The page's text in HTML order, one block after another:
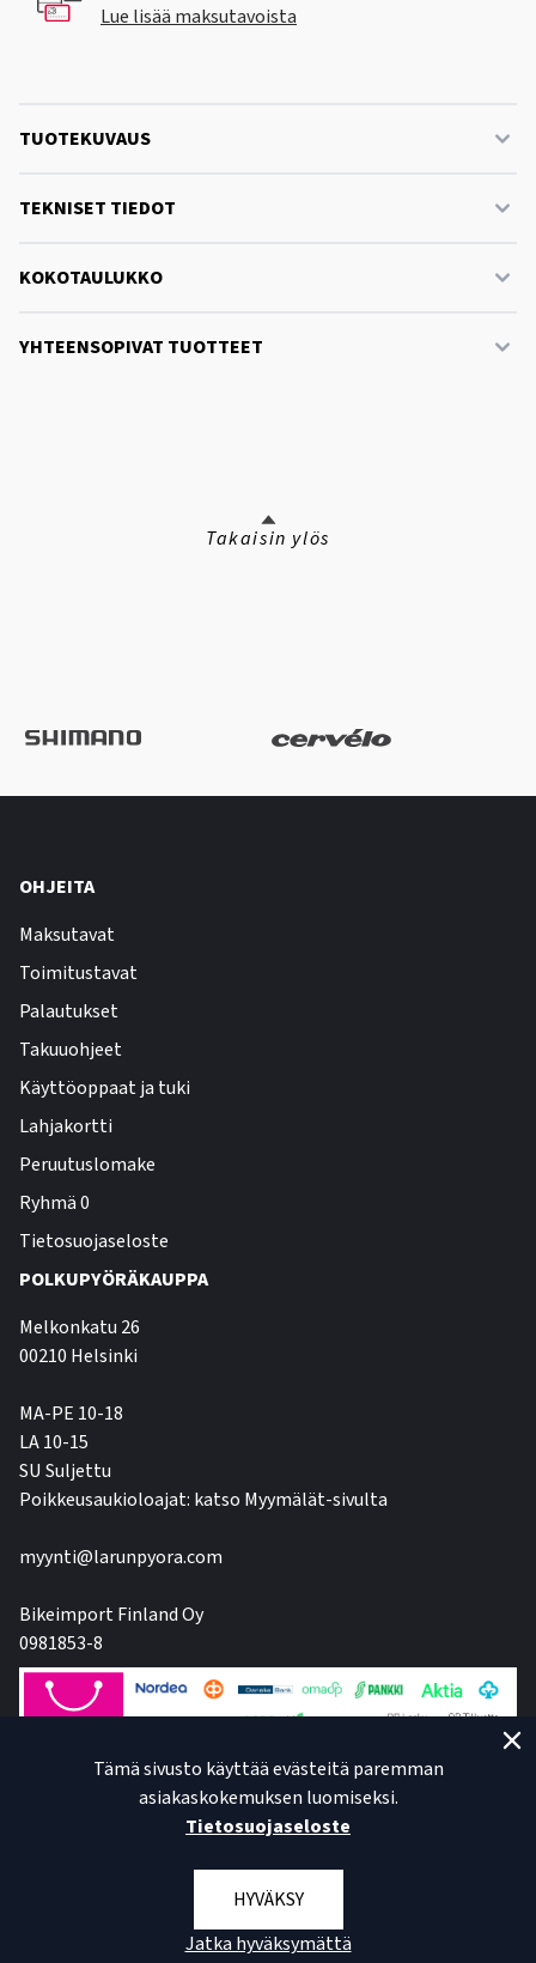
Lue lisää maksutavoista
TUOTEKUVAUS
TEKNISET TIEDOT
KOKOTAULUKKO
YHTEENSOPIVAT TUOTTEET
Takaisin ylös
OHJEITA
Maksutavat
Toimitustavat
Palautukset
Takuuohjeet
Käyttöoppaat ja tuki
Lahjakortti
Peruutuslomake
Ryhmä 0
Tietosuojaseloste
POLKUPYÖRÄKAUPPA
Melkonkatu 26
00210 Helsinki
MA-PE 10-18
LA 10-15
SU Suljettu
Poikkeusaukioloajat: katso Myymälät-sivulta
myynti@larunpyora.com
Bikeimport Finland Oy
0981853-8
Tämä sivusto käyttää evästeitä paremman
asiakaskokemuksen luomiseksi.
Tietosuojaseloste
HYVÄKSY
Jatka hyväksymättä